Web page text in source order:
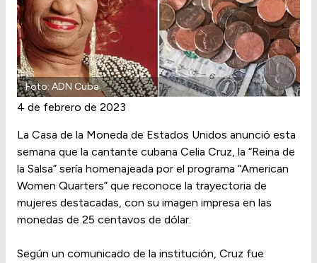
Foto: ADN Cuba
4 de febrero de 2023
La Casa de la Moneda de Estados Unidos anunció esta
semana que la cantante cubana Celia Cruz, la “Reina de
la Salsa” sería homenajeada por el programa “American
Women Quarters” que reconoce la trayectoria de
mujeres destacadas, con su imagen impresa en las
monedas de 25 centavos de dólar.
Según un comunicado de la institución, Cruz fue